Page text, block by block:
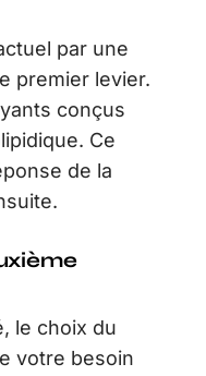
par une
premier levier.
conçus
Ce
de la
le choix du
votre besoin